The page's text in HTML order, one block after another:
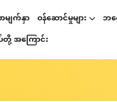
မျက်နှာ ဝန်ဆောင်မှုများ ဘ
အကြောင်း